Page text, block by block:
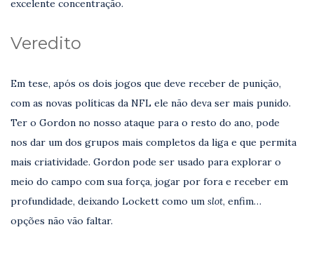
excelente concentração.
Veredito
Em tese, após os dois jogos que deve receber de punição,
com as novas políticas da NFL ele não deva ser mais punido.
Ter o Gordon no nosso ataque para o resto do ano, pode
nos dar um dos grupos mais completos da liga e que permita
mais criatividade. Gordon pode ser usado para explorar o
meio do campo com sua força, jogar por fora e receber em
profundidade, deixando Lockett como um slot, enfim…
opções não vão faltar.